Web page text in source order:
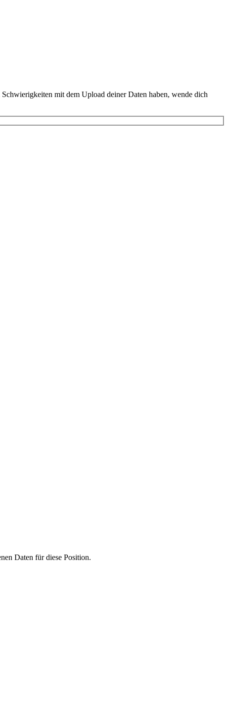
mit dem Upload deiner Daten haben, wende dich
Daten für diese Position.